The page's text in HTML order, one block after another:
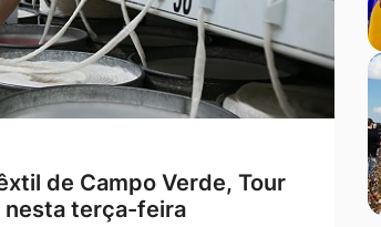
“Operações Lei Seca” em